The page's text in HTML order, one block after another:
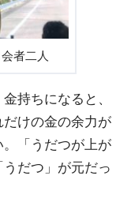
者二人
持ちになると、
けの金の余力が
「うだつが上が
だつ」が元だっ